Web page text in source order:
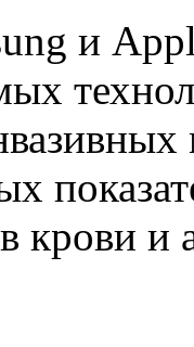
и
крови и